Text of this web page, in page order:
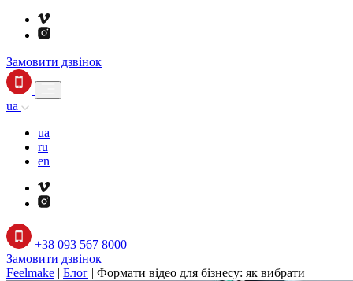
Замовити дзвінок
ua
ua
ru
en
+38 093 567 8000
Замовити дзвінок
Feelmake | Блог | Формати відео для бізнесу: як вибрати